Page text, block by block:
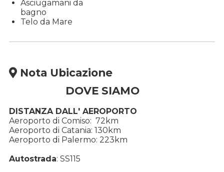
Asciugamani da
bagno
Telo da Mare
Nota Ubicazione
DOVE SIAMO
DISTANZA DALL' AEROPORTO
Aeroporto di Comiso: 72km
Aeroporto di Catania: 130km
Aeroporto di Palermo: 223km
Autostrada: SS115